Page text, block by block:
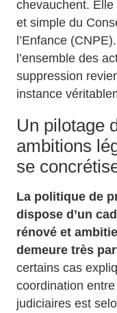
chevauchent.
et simple du
l’Enfance
l’ensemble des
suppression
instance
Un pilotage
ambitions
se
La politique de
dispose d’un
rénové et
demeure très
certains cas
coordination
judiciaires est